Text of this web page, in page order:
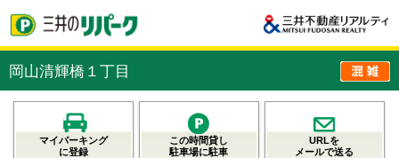
岡山清輝橋１丁目
マイパーキング
に登録
この時間貸し
駐車場に駐車
URLを
メールで送る